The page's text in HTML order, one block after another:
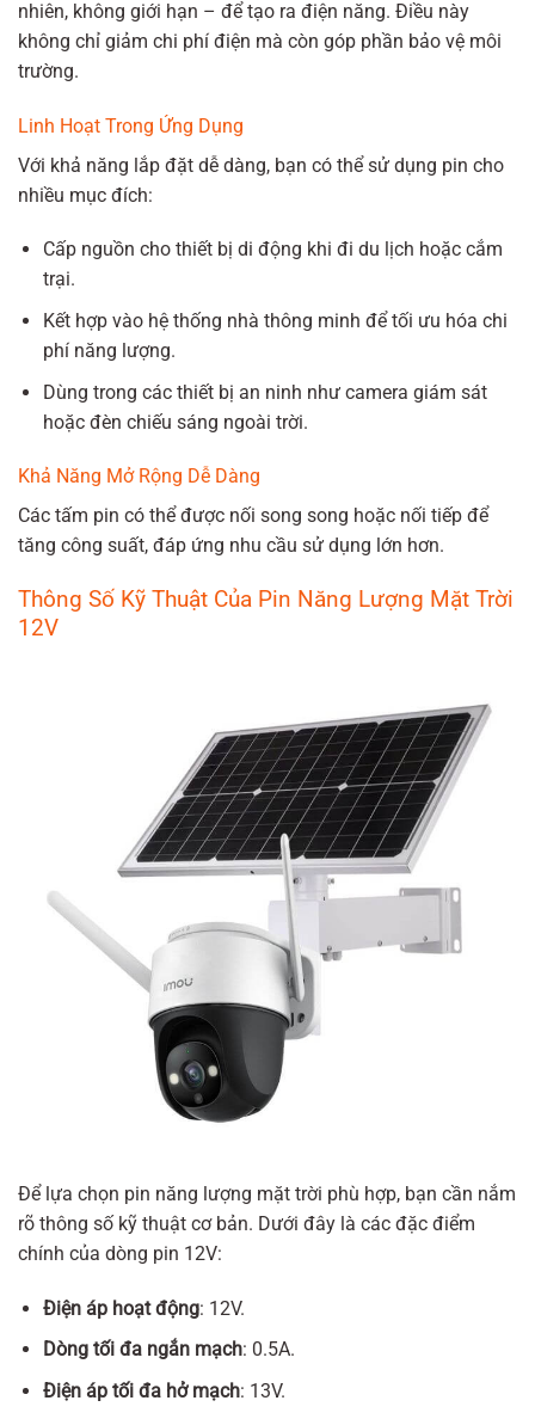
nhiên, không giới hạn – để tạo ra điện năng. Điều này
không chỉ giảm chi phí điện mà còn góp phần bảo vệ môi
trường.
Linh Hoạt Trong Ứng Dụng
Với khả năng lắp đặt dễ dàng, bạn có thể sử dụng pin cho
nhiều mục đích:
Cấp nguồn cho thiết bị di động khi đi du lịch hoặc cắm
trại.
Kết hợp vào hệ thống nhà thông minh để tối ưu hóa chi
phí năng lượng.
Dùng trong các thiết bị an ninh như camera giám sát
hoặc đèn chiếu sáng ngoài trời.
Khả Năng Mở Rộng Dễ Dàng
Các tấm pin có thể được nối song song hoặc nối tiếp để
tăng công suất, đáp ứng nhu cầu sử dụng lớn hơn.
Thông Số Kỹ Thuật Của Pin Năng Lượng Mặt Trời
12V
Để lựa chọn pin năng lượng mặt trời phù hợp, bạn cần nắm
rõ thông số kỹ thuật cơ bản. Dưới đây là các đặc điểm
chính của dòng pin 12V:
Điện áp hoạt động: 12V.
Dòng tối đa ngắn mạch: 0.5A.
Điện áp tối đa hở mạch: 13V.